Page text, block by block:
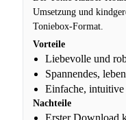
Umsetzung und
Toniebox-Format.
Vorteile
Liebevolle und
Spannendes,
Einfache,
Nachteile
Erster Download